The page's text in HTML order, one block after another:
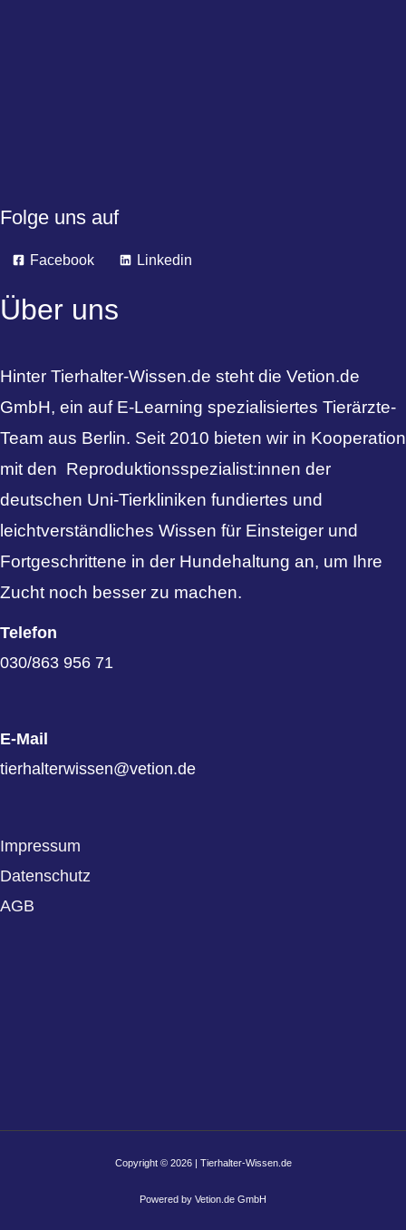
Folge uns auf
Facebook Linkedin
Über uns
Hinter Tierhalter-Wissen.de steht die Vetion.de
GmbH, ein auf E-Learning spezialisiertes Tierärzte-
Team aus Berlin. Seit 2010 bieten wir in Kooperation
mit den Reproduktionsspezialist:innen der
deutschen Uni-Tierkliniken fundiertes und
leichtverständliches Wissen für Einsteiger und
Fortgeschrittene in der Hundehaltung an, um Ihre
Zucht noch besser zu machen.
Telefon
030/863 956 71
E-Mail
tierhalterwissen@vetion.de
Impressum
Datenschutz
AGB
Copyright © 2026 | Tierhalter-Wissen.de
Powered by Vetion.de GmbH